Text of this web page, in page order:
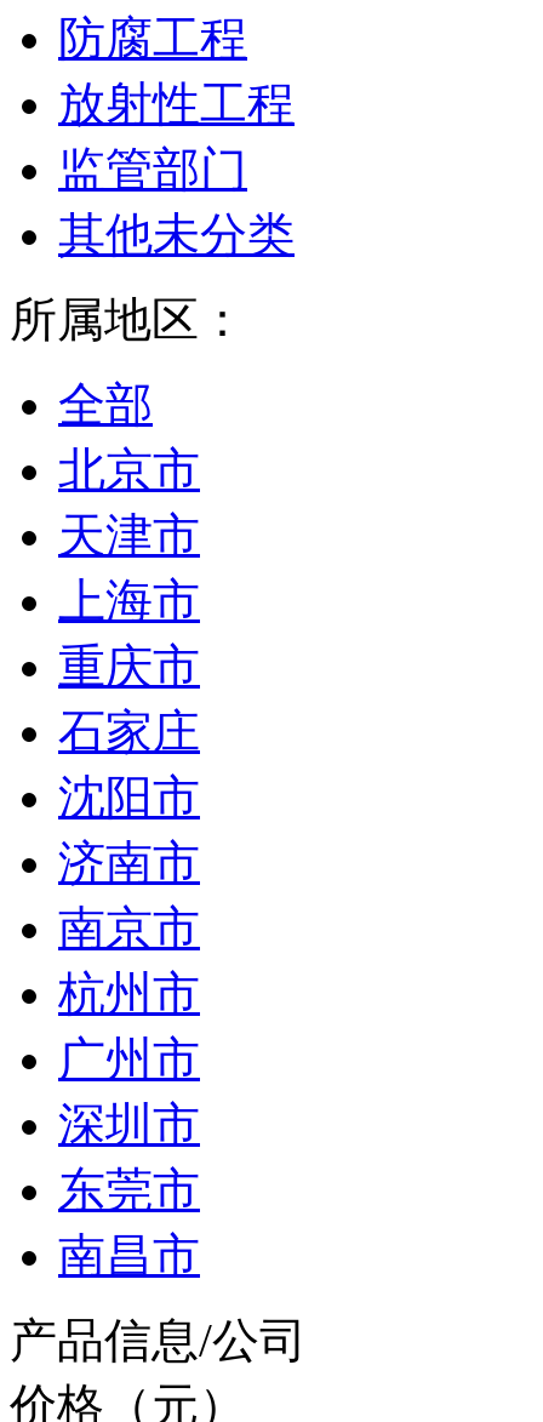
防腐工程
放射性工程
监管部门
其他未分类
所属地区：
全部
北京市
天津市
上海市
重庆市
石家庄
沈阳市
济南市
南京市
杭州市
广州市
深圳市
东莞市
南昌市
产品信息/公司
价格（元）